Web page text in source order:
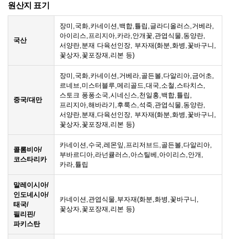
원산지 표기
국산
장미,국화,카네이션,백합,튤립,글라디올러스,거베라,
아이리스,프리지아,카라,안개꽃,관엽식물,동양란,
서양란,분재 다육선인장, 부자재(화분,화병,꽃바구니,
꽃상자,꽃포장재,리본 등)
중국/대만
장미,국화,카네이션,거베라,골든볼,다알리아,금어초,
르네브,미스터블루,메리골드,대국,소철,스타치스,
스토크 퐁퐁소국,시네신스,천일홍,백합,튤립,
프리지아,해바라기,후룩스,석죽,관엽식물,동양란,
서양란,분재,다육선인장, 부자재(화분,화병,꽃바구니,
꽃상자,꽃포장재,리본 등)
콜롬비아/
코스타리카
카네이션,수국,레몬잎,프리저브드,골든볼,다알리아,
부바르디아,라넌큘러스,아스틸베,아이리스,안개,
카라,튤립
말레이시아/
인도네시아/
태국/
필리핀/
파키스탄
카네이션,관엽식물,부자재(화분,화병,꽃바구니,
꽃상자,꽃포장재,리본 등)